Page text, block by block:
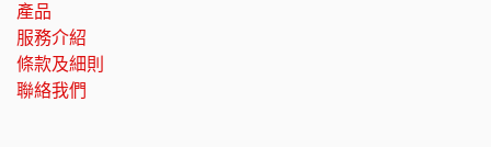
產品
服務介紹
條款及細則
聯絡我們